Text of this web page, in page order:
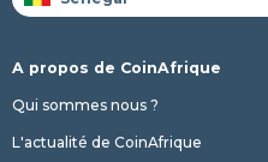
A propos de CoinAfrique
Qui sommes nous ?
L'actualité de CoinAfrique